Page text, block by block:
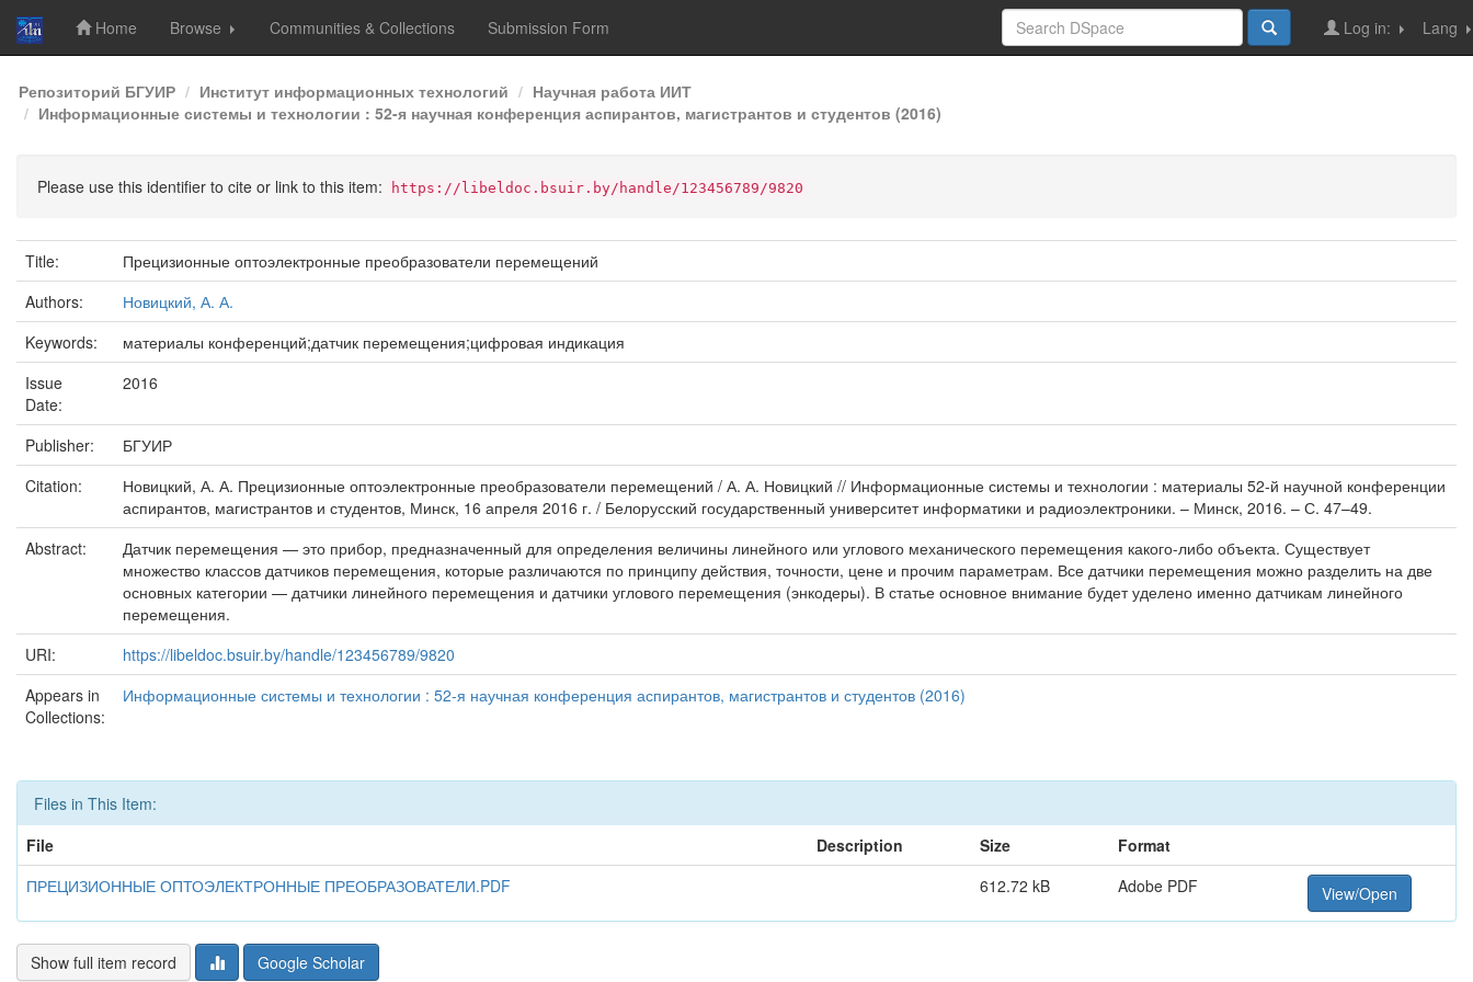
Skip
navigation
Home Browse Communities & Collections Submission Form Lang
Log in:
Репозиторий БГУИР Институт информационных технологий
Научная работа ИИТ
Информационные системы и технологии : 52-я научная конференция аспирантов, магистрантов и студентов (2016)
Please use this identifier to cite or link to this item: https://libeldoc.bsuir.by/handle/123456789/9820
Title:
Прецизионные оптоэлектронные преобразователи перемещений
Authors:
Новицкий, А. А.
Keywords:
материалы конференций;датчик перемещения;цифровая индикация
Issue
Date:
2016
Publisher:
БГУИР
Citation:
Новицкий, А. А. Прецизионные оптоэлектронные преобразователи перемещений / А. А. Новицкий // Информационные системы и технологии : материалы 52-й научной конференции
аспирантов, магистрантов и студентов, Минск, 16 апреля 2016 г. / Белорусский государственный университет информатики и радиоэлектроники. – Минск, 2016. – С. 47–49.
Abstract:
Датчик перемещения — это прибор, предназначенный для определения величины линейного или углового механического перемещения какого-либо объекта. Существует
множество классов датчиков перемещения, которые различаются по принципу действия, точности, цене и прочим параметрам. Все датчики перемещения можно разделить на две
основных категории — датчики линейного перемещения и датчики углового перемещения (энкодеры). В статье основное внимание будет уделено именно датчикам линейного
перемещения.
URI:
https://libeldoc.bsuir.by/handle/123456789/9820
Appears in
Collections:
Информационные системы и технологии : 52-я научная конференция аспирантов, магистрантов и студентов (2016)
Files in This Item:
File
Description Size
Format
ПРЕЦИЗИОННЫЕ ОПТОЭЛЕКТРОННЫЕ ПРЕОБРАЗОВАТЕЛИ.PDF
612.72 kB Adobe PDF View/Open
Show full item record Google Scholar